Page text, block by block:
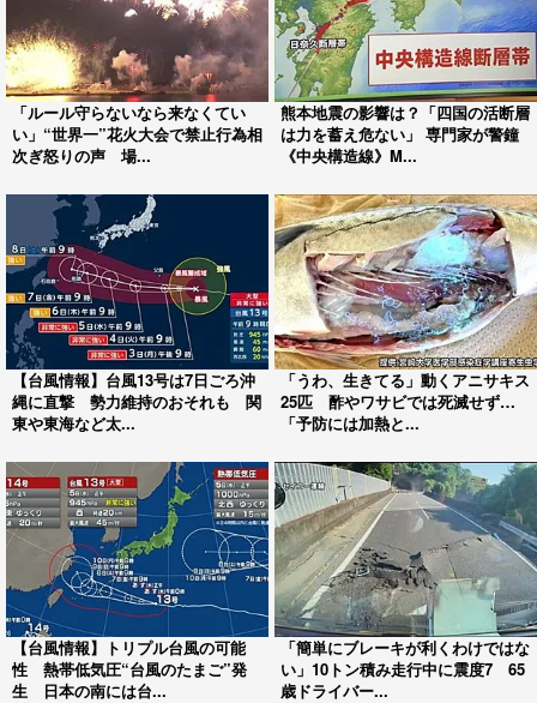
「ルール守らないなら来なくてい
い」“世界一”花火大会で禁止行為相
次ぎ怒りの声 場...
熊本地震の影響は？「四国の活断層
は力を蓄え危ない」 専門家が警鐘
《中央構造線》M...
【台風情報】台風13号は7日ごろ沖
縄に直撃 勢力維持のおそれも 関
東や東海など太...
「うわ、生きてる」動くアニサキス
25匹 酢やワサビでは死滅せず…
「予防には加熱と...
【台風情報】トリプル台風の可能
性 熱帯低気圧“台風のたまご”発
生 日本の南には台...
「簡単にブレーキが利くわけではな
い」10トン積み走行中に震度7 65
歳ドライバー...